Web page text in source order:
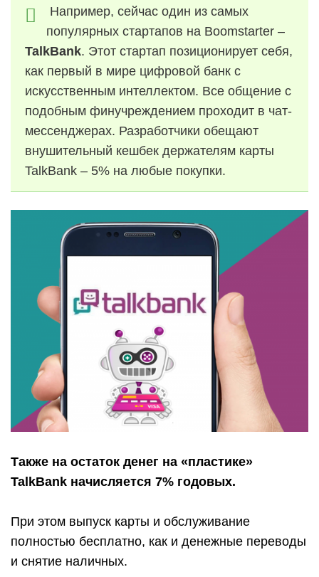
Например, сейчас один из самых
популярных стартапов на Boomstarter –
TalkBank. Этот стартап позиционирует себя,
как первый в мире цифровой банк с
искусственным интеллектом. Все общение с
подобным финучреждением проходит в чат-
мессенджерах. Разработчики обещают
внушительный кешбек держателям карты
TalkBank – 5% на любые покупки.
Также на остаток денег на «пластике»
TalkBank начисляется 7% годовых.
При этом выпуск карты и обслуживание
полностью бесплатно, как и денежные переводы
и снятие наличных.